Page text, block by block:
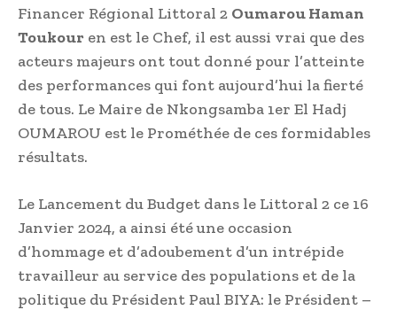
Financer Régional Littoral 2 Oumarou Haman
Toukour en est le Chef, il est aussi vrai que des
acteurs majeurs ont tout donné pour l’atteinte
des performances qui font aujourd’hui la fierté
de tous. Le Maire de Nkongsamba 1er El Hadj
OUMAROU est le Prométhée de ces formidables
résultats.
Le Lancement du Budget dans le Littoral 2 ce 16
Janvier 2024, a ainsi été une occasion
d’hommage et d’adoubement d’un intrépide
travailleur au service des populations et de la
politique du Président Paul BIYA: le Président –